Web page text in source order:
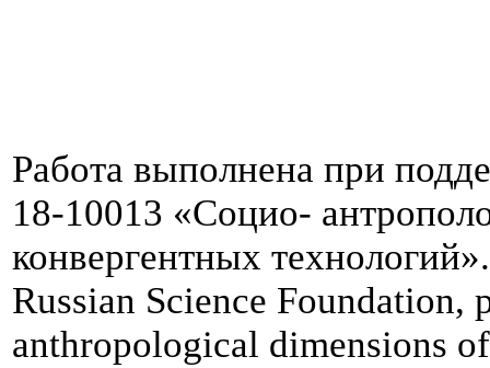
Работа выполнена при
18-10013 «Социо-
конвергентных
Russian Science
anthropological dimensions